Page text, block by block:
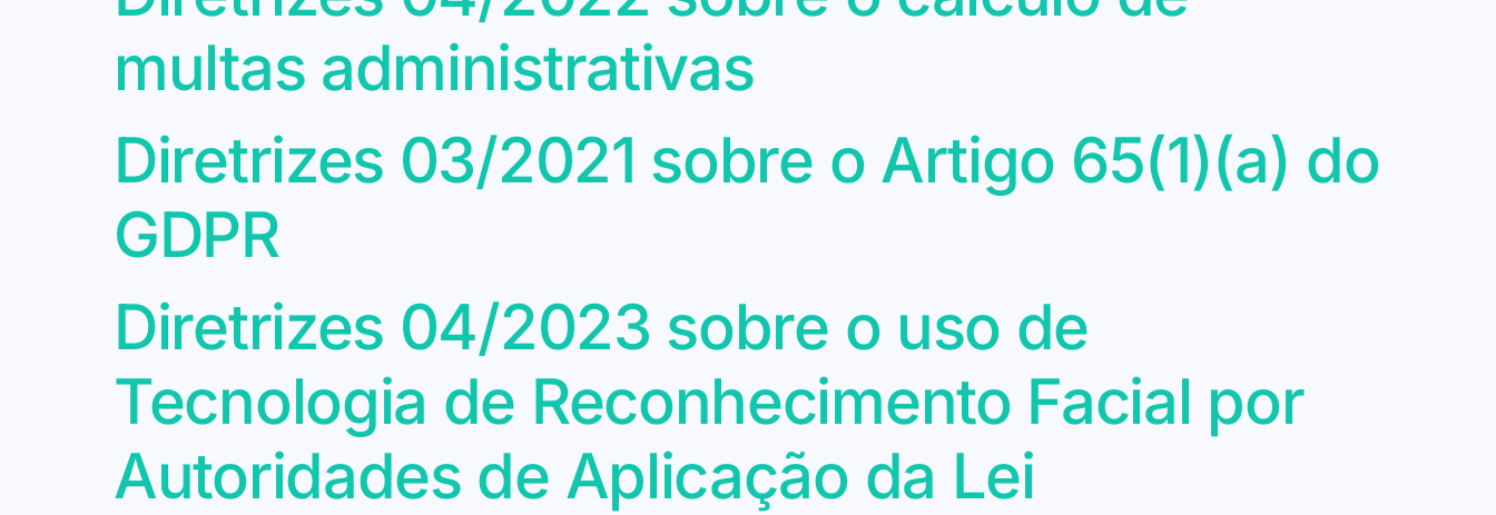
multas administrativas
Diretrizes 03/2021 sobre o Artigo 65(1)(a) do
GDPR
Diretrizes 04/2023 sobre o uso de
Tecnologia de Reconhecimento Facial por
Autoridades de Aplicação da Lei